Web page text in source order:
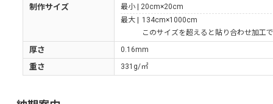
制作サイズ 最小 | 20cm×20cm
最大 | 134cm×1000cm
このサイズを超えると貼り合わせ加工
厚さ 0.16mm
重さ 331g/㎡